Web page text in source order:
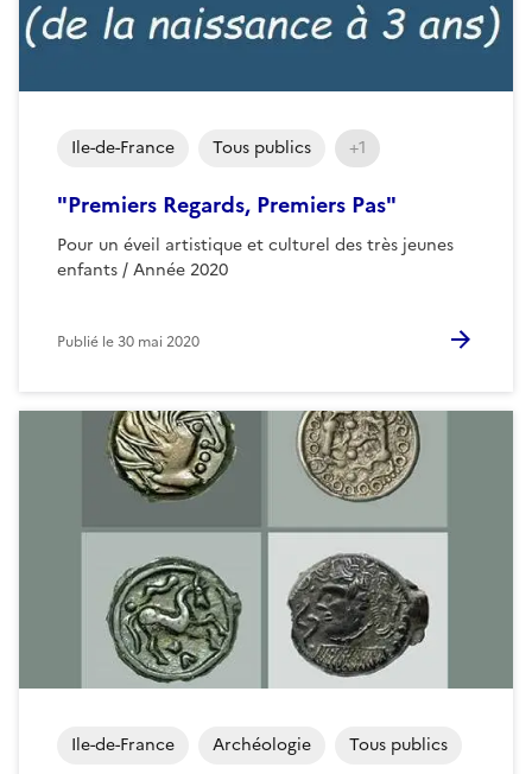
"Premiers Regards, Premiers Pas"
Pour un éveil artistique et culturel des très jeunes
enfants / Année 2020
Ile-de-France Tous publics +1
Publié le30 mai 2020
Ile-de-France Archéologie Tous publics